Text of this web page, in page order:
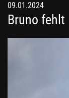
09.01.2024
Bruno fehlt